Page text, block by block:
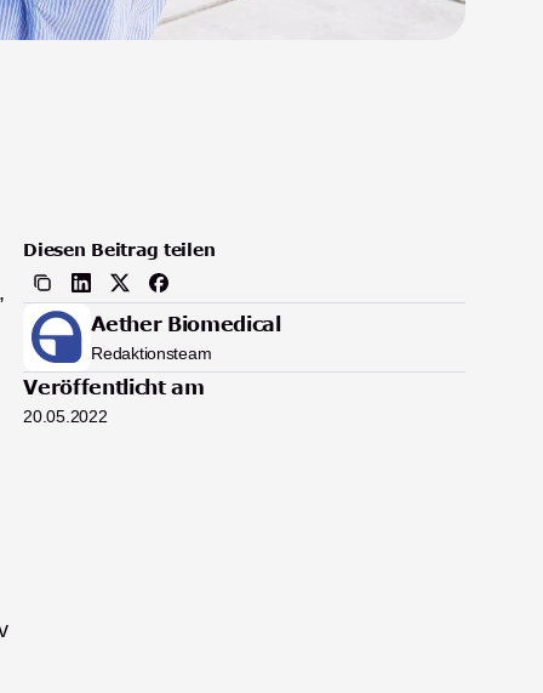
Diesen Beitrag teilen
Aether Biomedical
Redaktionsteam
Veröffentlicht am
20.05.2022